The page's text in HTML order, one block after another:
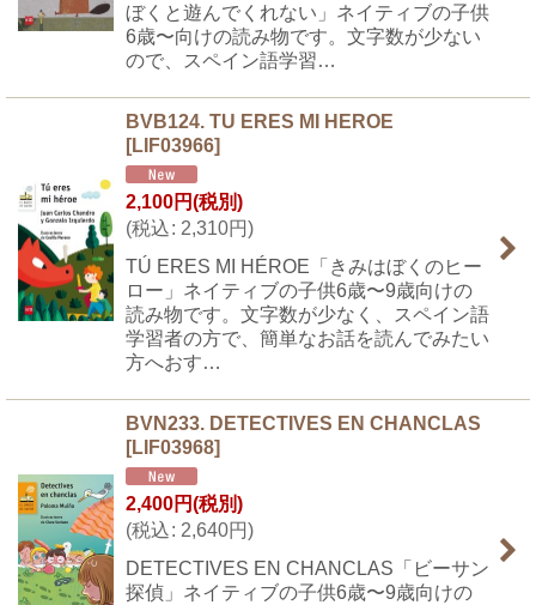
ぼくと遊んでくれない」ネイティブの子供
6歳〜向けの読み物です。文字数が少ない
ので、スペイン語学習…
BVB124. TU ERES MI HEROE
[LIF03966]
2,100円(税別)
(税込: 2,310円)
TÚ ERES MI HÉROE「きみはぼくのヒー
ロー」ネイティブの子供6歳〜9歳向けの
読み物です。文字数が少なく、スペイン語
学習者の方で、簡単なお話を読んでみたい
方へおす…
BVN233. DETECTIVES EN CHANCLAS
[LIF03968]
2,400円(税別)
(税込: 2,640円)
DETECTIVES EN CHANCLAS「ビーサン
探偵」ネイティブの子供6歳〜9歳向けの